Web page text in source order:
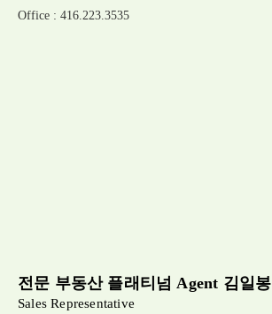
Office : 416.223.3535
전문 부동산 플래티넘 Agent 김일봉
Sales Representative